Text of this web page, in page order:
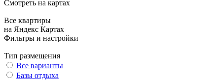
Смотреть на картах
Все квартиры
на Яндекс Картах
Фильтры и настройки
Тип размещения
Все варианты
Базы отдыха